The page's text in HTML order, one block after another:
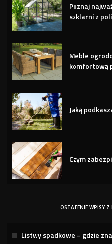
Poznaj
szklarni z
Meble
komfortową
Jaką
Czym
OSTATENIE WPISY Z
Listwy spadkowe – gdzie